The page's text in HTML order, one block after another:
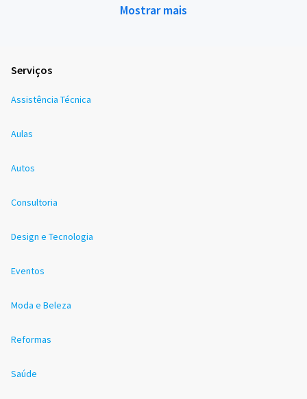
Mostrar mais
Serviços
Assistência Técnica
Aulas
Autos
Consultoria
Design e Tecnologia
Eventos
Moda e Beleza
Reformas
Saúde